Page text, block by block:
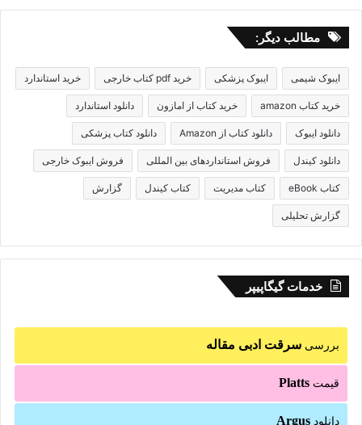
مطالب دیگر:
ایبوک شیمی ایبوک پزشکی خرید pdf کتاب خارجی خرید استاندارد
خرید کتاب amazon خرید کتاب از امازون دانلود استاندارد
دانلود ایبوک دانلود کتاب از Amazon دانلود کتاب پزشکی
دانلود کیندل فروش استانداردهای بین المللی فروش ایبوک خارجی
کتاب eBook کتاب مدیریت کتاب کیندل گزارش
گزارش تحلیلی
خدمات گیگاپیپر
بررسی سرقت ادبی مقاله
قیمت Platts
دانلود Argus